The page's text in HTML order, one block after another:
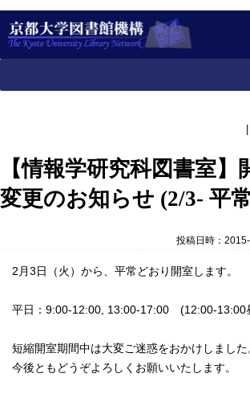
【情報学研究科図書室】
変更のお知らせ (2/3- 平
投稿日時：
2月3日（火）から、平常どおり開室します。
平日：9:00-12:00, 13:00-17:00 (12:00-13:00
短縮開室期間中は大変ご迷惑をおかけしました
今後ともどうぞよろしくお願いいたします。